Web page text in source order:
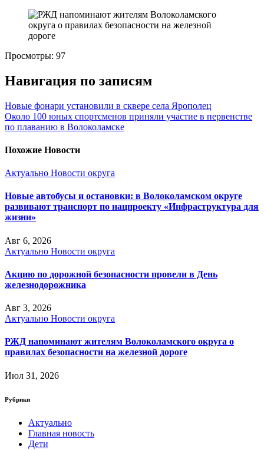
Просмотры: 97
Навигация по записям
Новые фонари установили в сквере села Ярополец
Около 100 юных спортсменов приняли участие в первенстве
по плаванию в Волоколамске
Похожие Новости
Актуально Новости округа
Новые автобусы и остановки: в Волоколамском округе
развивают транспорт по нацпроекту «Инфраструктура для
жизни»
Авг 6, 2026
Актуально Новости округа
Акцию по дорожной безопасности провели в День
железнодорожника
Авг 3, 2026
Актуально Новости округа
РЖД напоминают жителям Волоколамского округа о
правилах безопасности на железной дороге
Июл 31, 2026
Рубрики
Актуально
Главная новость
Дети